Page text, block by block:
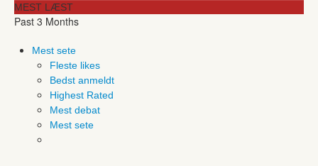
MEST LÆST
Past 3 Months
Mest sete
Fleste likes
Bedst anmeldt
Highest Rated
Mest debat
Mest sete